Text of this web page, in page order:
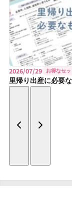
2026/07/29 お得なセッ
里帰り出産に必要